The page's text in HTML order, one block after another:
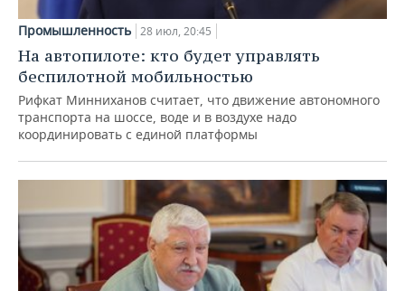
Промышленность 28 июл, 20:45
На автопилоте: кто будет управлять
беспилотной мобильностью
Рифкат Минниханов считает, что движение автономного
транспорта на шоссе, воде и в воздухе надо
координировать с единой платформы